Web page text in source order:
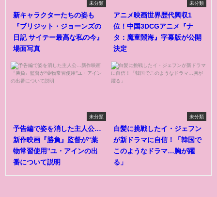
未分類
新キャラクターたちの姿も
『ブリジット・ジョーンズの
日記 サイテー最高な私の今』
場面写真
未分類
アニメ映画世界歴代興収1
位！中国3DCGアニメ『ナ
タ：魔童鬧海』字幕版が公開
決定
未分類
予告編で姿を消した主人公…
新作映画『勝負』監督が“薬
物常習使用”ユ・アインの出
番について説明
未分類
白髪に挑戦したイ・ジェフン
が新ドラマに自信！「韓国で
このようなドラマ…胸が躍
る」